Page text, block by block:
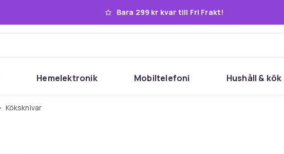
Bara 299 kr kvar till Fri Frakt!
Hemelektronik Mobiltelefoni Hushåll & kök
Köksknivar